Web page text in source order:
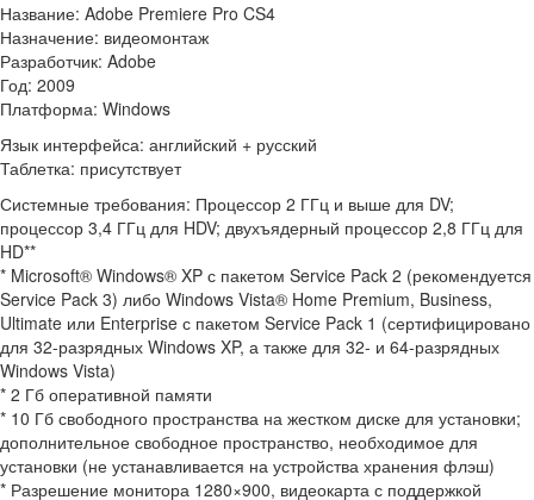
Название: Adobe Premiere Pro CS4
Назначение: видеомонтаж
Разработчик: Adobe
Год: 2009
Платформа: Windows
Язык интерфейса: английский + русский
Таблетка: присутствует
Системные требования: Процессор 2 ГГц и выше для DV;
процессор 3,4 ГГц для HDV; двухъядерный процессор 2,8 ГГц для
HD**
* Microsoft® Windows® XP с пакетом Service Pack 2 (рекомендуется
Service Pack 3) либо Windows Vista® Home Premium, Business,
Ultimate или Enterprise с пакетом Service Pack 1 (сертифицировано
для 32-разрядных Windows XP, а также для 32- и 64-разрядных
Windows Vista)
* 2 Гб оперативной памяти
* 10 Гб свободного пространства на жестком диске для установки;
дополнительное свободное пространство, необходимое для
установки (не устанавливается на устройства хранения флэш)
* Разрешение монитора 1280×900, видеокарта с поддержкой